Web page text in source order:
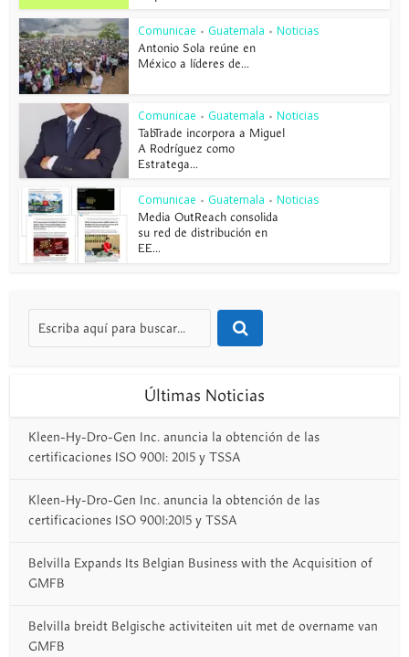
Comunicae • Guatemala • Noticias
Antonio Sola reúne en
México a líderes de...
Comunicae • Guatemala • Noticias
TabTrade incorpora a Miguel
A Rodríguez como
Estratega...
Comunicae • Guatemala • Noticias
Media OutReach consolida
su red de distribución en
EE...
Últimas Noticias
Kleen-Hy-Dro-Gen Inc. anuncia la obtención de las
certificaciones ISO 9001: 2015 y TSSA
Kleen-Hy-Dro-Gen Inc. anuncia la obtención de las
certificaciones ISO 9001:2015 y TSSA
Belvilla Expands Its Belgian Business with the Acquisition of
GMFB
Belvilla breidt Belgische activiteiten uit met de overname van
GMFB